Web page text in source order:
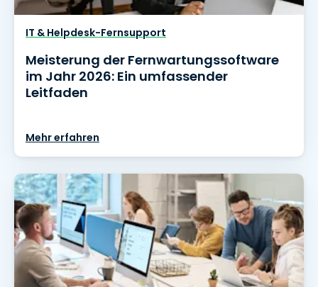
IT & Helpdesk-Fernsupport
Meisterung der Fernwartungssoftware
im Jahr 2026: Ein umfassender
Leitfaden
Mehr erfahren